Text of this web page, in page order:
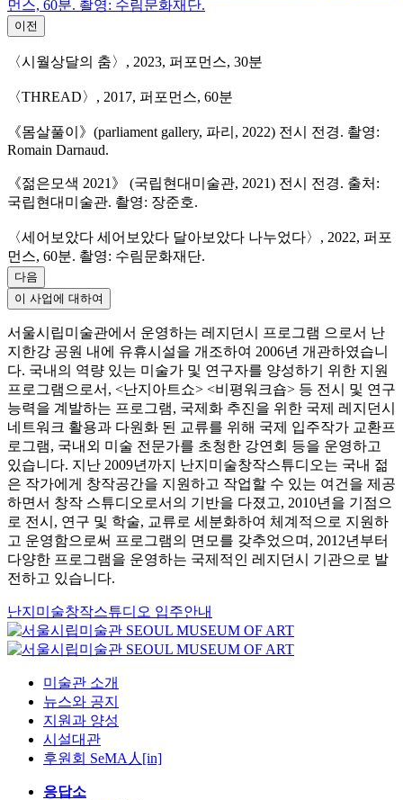
먼스, 60분. 촬영: 수림문화재단.
이전
〈시월상달의 춤〉, 2023, 퍼포먼스, 30분
〈THREAD〉, 2017, 퍼포먼스, 60분
《몸살풀이》(parliament gallery, 파리, 2022) 전시 전경. 촬영:
Romain Darnaud.
《젊은모색 2021》 (국립현대미술관, 2021) 전시 전경. 출처:
국립현대미술관. 촬영: 장준호.
〈세어보았다 세어보았다 달아보았다 나누었다〉, 2022, 퍼포
먼스, 60분. 촬영: 수림문화재단.
다음
이 사업에 대하여
서울시립미술관에서 운영하는 레지던시 프로그램 으로서 난
지한강 공원 내에 유휴시설을 개조하여 2006년 개관하였습니
다. 국내의 역량 있는 미술가 및 연구자를 양성하기 위한 지원
프로그램으로서, <난지아트쇼> <비평워크숍> 등 전시 및 연구
능력을 계발하는 프로그램, 국제화 추진을 위한 국제 레지던시
네트워크 활용과 다원화 된 교류를 위해 국제 입주작가 교환프
로그램, 국내외 미술 전문가를 초청한 강연회 등을 운영하고
있습니다. 지난 2009년까지 난지미술창작스튜디오는 국내 젊
은 작가에게 창작공간을 지원하고 작업할 수 있는 여건을 제공
하면서 창작 스튜디오로서의 기반을 다졌고, 2010년을 기점으
로 전시, 연구 및 학술, 교류로 세분화하여 체계적으로 지원하
고 운영함으로써 프로그램의 면모를 갖추었으며, 2012년부터
다양한 프로그램을 운영하는 국제적인 레지던시 기관으로 발
전하고 있습니다.
난지미술창작스튜디오 입주안내
미술관 소개
뉴스와 공지
지원과 양성
시설대관
후원회 SeMA人[in]
응답소